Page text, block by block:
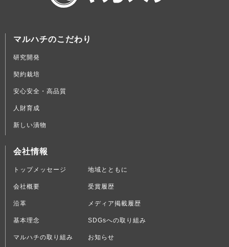
マルハチのこだわり
研究開発
契約栽培
安心安全・高品質
人財育成
新しい漬物
会社情報
トップメッセージ
会社概要
沿革
基本理念
マルハチの取り組み
地域とともに
受賞履歴
メディア掲載履歴
SDGsへの取り組み
お知らせ